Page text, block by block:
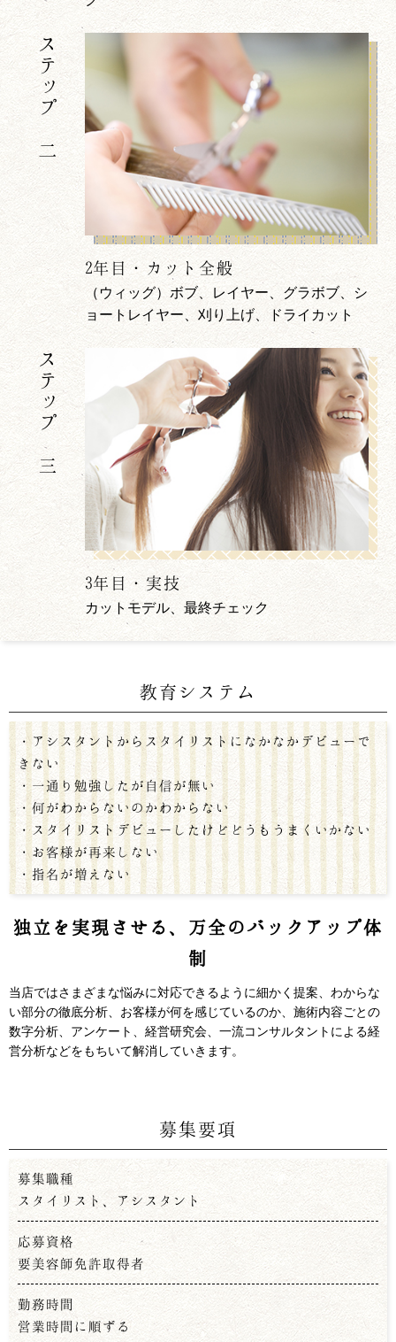
ステップ 二
2年目・カット全般
（ウィッグ）ボブ、レイヤー、グラボブ、シ
ョートレイヤー、刈り上げ、ドライカット
ステップ 三
3年目・実技
カットモデル、最終チェック
教育システム
・アシスタントからスタイリストになかなかデビューで
きない
・一通り勉強したが自信が無い
・何がわからないのかわからない
・スタイリストデビューしたけどどうもうまくいかない
・お客様が再来しない
・指名が増えない
独立を実現させる、万全のバックアップ体
制
当店ではさまざまな悩みに対応できるように細かく提案、わからな
い部分の徹底分析、お客様が何を感じているのか、施術内容ごとの
数字分析、アンケート、経営研究会、一流コンサルタントによる経
営分析などをもちいて解消していきます。
募集要項
募集職種
スタイリスト、アシスタント
応募資格
要美容師免許取得者
勤務時間
営業時間に順ずる